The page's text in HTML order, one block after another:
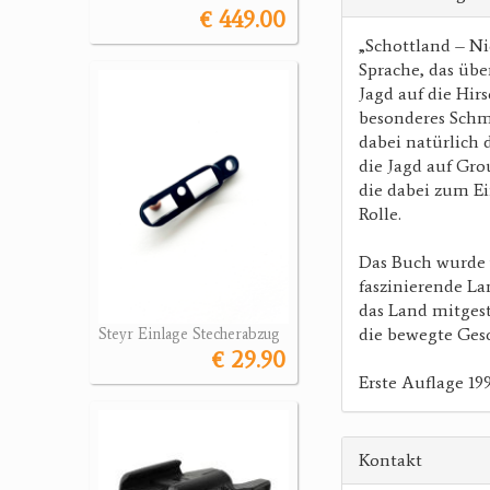
€ 449.00
Steyr Einlage Stecherabzug
€ 29.90
„Schottland –
Sprache, das
Jagd auf die
besonderes
dabei natürlich
die Jagd auf
die dabei zum
Rolle.
Das Buch
faszinierende
das Land
die bewegte
Erste Auflage
Kontakt